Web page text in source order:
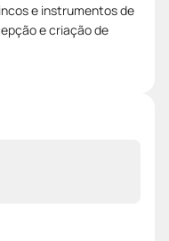
e instrumentos de
e criação de